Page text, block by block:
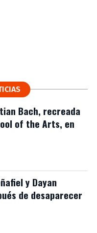
Bach, recreada
of the Arts, en
y Dayan
de desaparecer